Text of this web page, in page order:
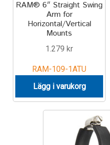
Power Boat
Scooter
UTV
Vehicle Type
Stand-Up Paddleboard
RAM® 6″ Straight Swing
Arm for
Horizontal/Vertical
Mounts
1.279 kr
RAM-109-1ATU
Lägg i varukorg